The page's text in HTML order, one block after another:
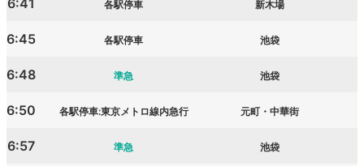
6:41 各駅停車 新木場
6:45 各駅停車 池袋
6:48 準急 池袋
6:50 各駅停車:東京メトロ線内急行 元町・中華街
6:57 準急 池袋